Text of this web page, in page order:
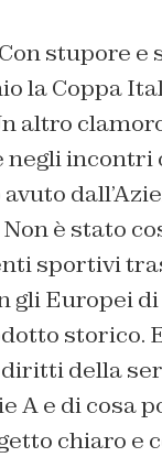
stupore e
la Coppa
altro
incontri
è stato
sportivi
gli Europei
storico.
della
A e di cosa
chiaro e